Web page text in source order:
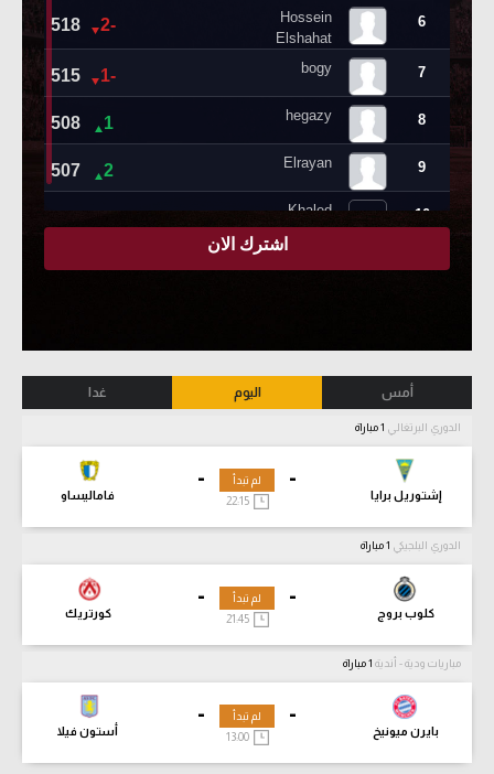
أمس اليوم غدا
الدوري البرتغالي
-
إشتوريل برايا
-
فاماليساو
لم تبدأ
22:15
الدوري البلجيكي
-
كلوب بروج
-
كورتريك
لم تبدأ
21:45
مباريات ودية - أندية
-
بايرن ميونيخ
-
أستون فيلا
لم تبدأ
13:00